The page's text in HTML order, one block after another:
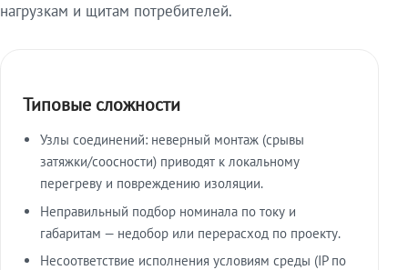
нагрузкам и щитам потребителей.
Типовые сложности
Узлы соединений: неверный монтаж (срывы
затяжки/соосности) приводят к локальному
перегреву и повреждению изоляции.
Неправильный подбор номинала по току и
габаритам — недобор или перерасход по проекту.
Несоответствие исполнения условиям среды (IP по